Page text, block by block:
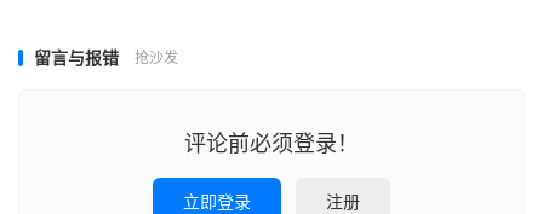
留言与报错 抢沙发
评论前必须登录！
立即登录 注册